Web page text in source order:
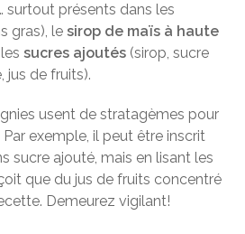
surtout présents dans les
gras), lesirop de maïs à haute
lessucres ajoutés (sirop, sucre
jus de fruits).
usent de stratagèmes pour
exemple, il peut être inscrit
sucre ajouté, mais en lisant les
que du jus de fruits concentré
Demeurez vigilant!